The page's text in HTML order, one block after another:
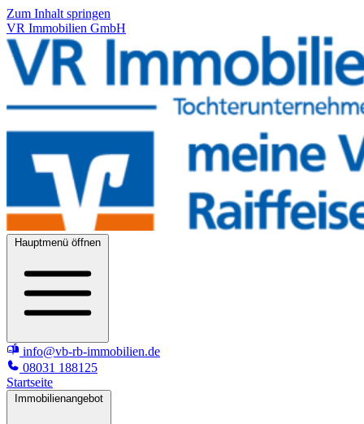
Zum Inhalt springen
VR Immobilien GmbH
Hauptmenü öffnen
info@vb-rb-immobilien.de
08031 188125
Startseite
Immobilienangebot